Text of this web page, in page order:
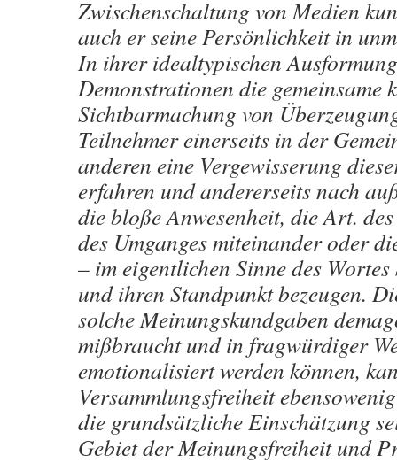
Zwischenschaltung von Medien
auch er seine Persönlichkeit in
In ihrer idealtypischen
Demonstrationen die gemeinsame
Sichtbarmachung von
Teilnehmer einerseits in der
anderen eine Vergewisserung
erfahren und andererseits nach
die bloße Anwesenheit, die Art.
des Umganges miteinander oder
– im eigentlichen Sinne des
und ihren Standpunkt bezeugen.
solche Meinungskundgaben
mißbraucht und in fragwürdiger
emotionalisiert werden können,
Versammlungsfreiheit
die grundsätzliche Einschätzung
Gebiet der Meinungsfreiheit und